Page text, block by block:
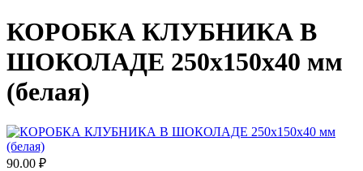
КОРОБКА КЛУБНИКА В
ШОКОЛАДЕ 250х150х40 мм
(белая)
90.00 ₽